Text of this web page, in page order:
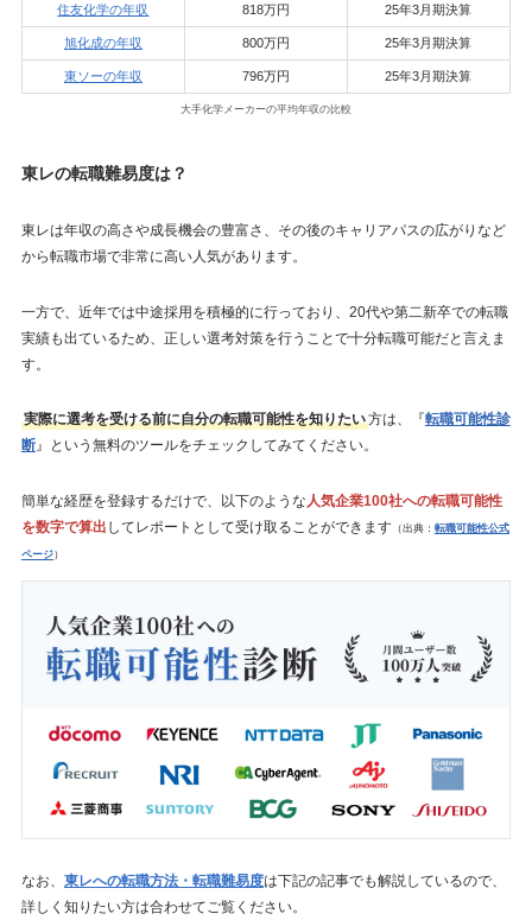
住友化学の年収 818万円 25年3月期決算
旭化成の年収 800万円 25年3月期決算
東ソーの年収 796万円 25年3月期決算
大手化学メーカーの平均年収の比較
東レの転職難易度は？
東レは年収の高さや成長機会の豊富さ、その後のキャリアパスの広がりなど
から転職市場で非常に高い人気があります。
一方で、近年では中途採用を積極的に行っており、20代や第二新卒での転職
実績も出ているため、正しい選考対策を行うことで十分転職可能だと言えま
す。
実際に選考を受ける前に自分の転職可能性を知りたい方は、『転職可能性診
断』という無料のツールをチェックしてみてください。
簡単な経歴を登録するだけで、以下のような人気企業100社への転職可能性
を数字で算出 してレポートとして受け取ることができます（出典： 転職可能性公式
ページ）
なお、 東レへの転職方法・転職難易度は下記の記事でも解説しているので、
詳しく知りたい方は合わせてご覧ください。